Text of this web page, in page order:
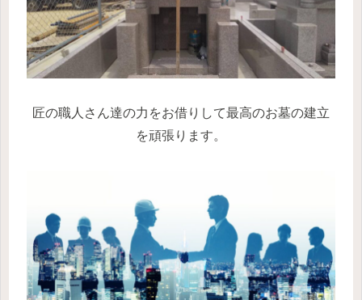
匠の職人さん達の力をお借りして最高のお墓の建立
を頑張ります。